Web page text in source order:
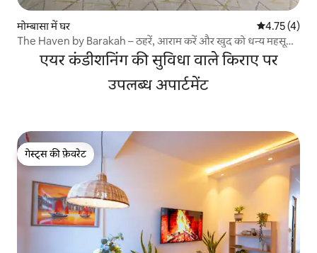
मोम्बासा में घर औसत रेटिंग 5
4.75 (4)
The Haven by Barakah – ठहरें, आराम करें और खुद को धन्य महसूस
एयर कंडीशनिंग की सुविधा वाले किराए पर
उपलब्ध अपार्टमेंट
गेस्ट्स की फ़ेवरेट
गेस्ट्स की फ़ेवरेट